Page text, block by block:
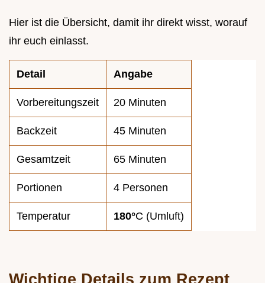
Hier ist die Übersicht, damit ihr direkt wisst, worauf
ihr euch einlasst.
Detail Angabe
Vorbereitungszeit 20 Minuten
Backzeit 45 Minuten
Gesamtzeit 65 Minuten
Portionen 4 Personen
Temperatur 180°C (Umluft)
Wichtige Details zum Rezept